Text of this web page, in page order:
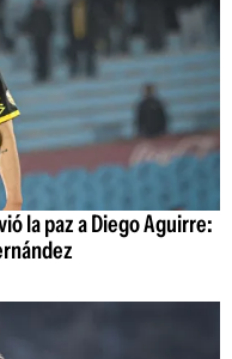
la paz a Diego Aguirre: